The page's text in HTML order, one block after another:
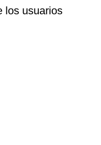
los usuarios